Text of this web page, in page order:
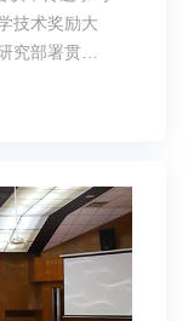
大会上的
技术奖励大
究部署贯彻
议指出，
须长期坚持
五个“基本要
方面主要任
中央对科技
爱，具有很